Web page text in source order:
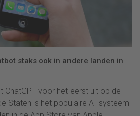
staks ook in andere landen in
ChatGPT voor het eerst uit op de
Staten is het populaire AI-systeem